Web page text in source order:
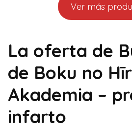
Ver más
La oferta de
de Boku no
Akademia –
infarto